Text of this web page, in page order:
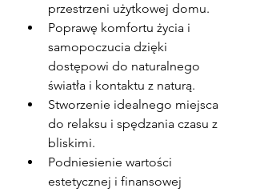
przestrzeni użytkowej domu.
Poprawę komfortu życia i
samopoczucia dzięki
dostępowi do naturalnego
światła i kontaktu z naturą.
Stworzenie idealnego miejsca
do relaksu i spędzania czasu z
bliskimi.
Podniesienie wartości
estetycznej i finansowej